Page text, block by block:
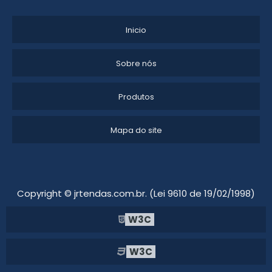
LOCAÇÃO DE TENDAS EM SALTO SP
LOCAÇÃO DE TENDAS PARA EVENTOS EM ITU
GALPÃO DE LONA MODULAR PARA EVENTOS
Inicio
Sobre nós
Produtos
Mapa do site
Copyright © jrtendas.com.br. (Lei 9610 de 19/02/1998)
W3C
W3C